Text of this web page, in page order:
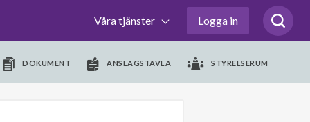
Våra tjänster Logga in
DOKUMENT ANSLAGSTAVLA STYRELSERUM